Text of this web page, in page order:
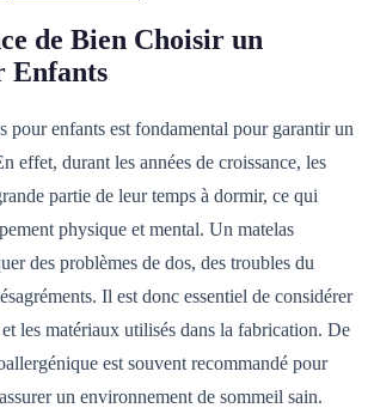
de Bien Choisir un
Enfants
pour enfants est fondamental pour garantir un
effet, durant les années de croissance, les
partie de leur temps à dormir, ce qui
physique et mental. Un matelas
des problèmes de dos, des troubles du
Il est donc essentiel de considérer
les matériaux utilisés dans la fabrication. De
est souvent recommandé pour
un environnement de sommeil sain.